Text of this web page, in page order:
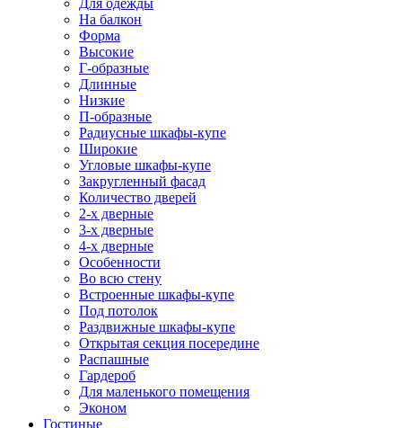
Для одежды
На балкон
Форма
Высокие
Г-образные
Длинные
Низкие
П-образные
Радиусные шкафы-купе
Широкие
Угловые шкафы-купе
Закругленный фасад
Количество дверей
2-х дверные
3-х дверные
4-х дверные
Особенности
Во всю стену
Встроенные шкафы-купе
Под потолок
Раздвижные шкафы-купе
Открытая секция посередине
Распашные
Гардероб
Для маленького помещения
Эконом
Гостиные